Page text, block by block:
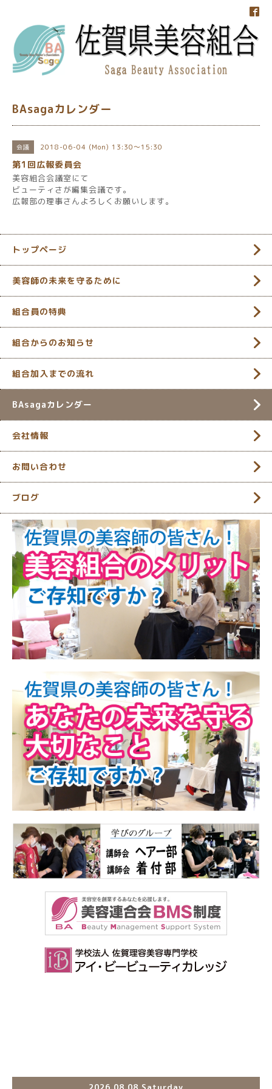
BAsagaカレンダー
会議 2018-06-04 (Mon) 13:30～15:30
第1回広報委員会
美容組合会議室にて
ビューティさが編集会議です。
広報部の理事さんよろしくお願いします。
トップページ
美容師の未来を守るために
組合員の特典
組合からのお知らせ
組合加入までの流れ
BAsagaカレンダー
会社情報
お問い合わせ
ブログ